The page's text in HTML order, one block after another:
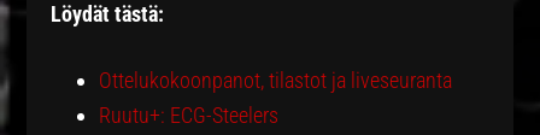
Löydät tästä:
Ottelukokoonpanot, tilastot ja liveseuranta
Ruutu+: ECG-Steelers